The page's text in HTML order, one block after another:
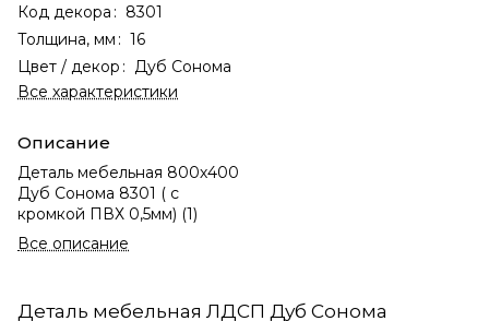
Код декора : 8301
Толщина, мм : 16
Цвет / декор :
Дуб Сонома
Все характеристики
Описание
Деталь мебельная 800х400
Дуб Сонома 8301 ( с
кромкой ПВХ 0,5мм) (1)
Все описание
Деталь мебельная ЛДСП Дуб Сонома